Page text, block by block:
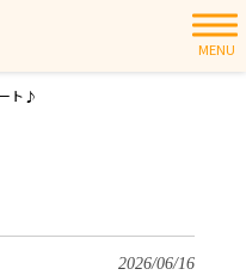
MENU
ト♪
2026/06/16